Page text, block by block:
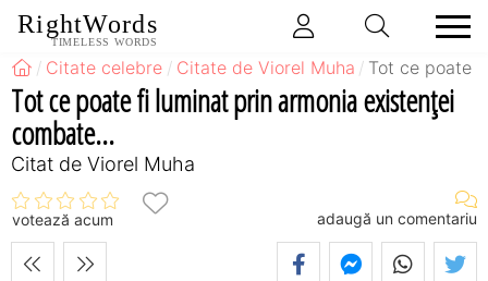
RightWords
TIMELESS WORDS
Citate celebre Citate de Viorel Muha Tot ce poate
Tot ce poate fi luminat prin armonia existenţei
combate...
Citat de Viorel Muha
votează acum adaugă un comentariu